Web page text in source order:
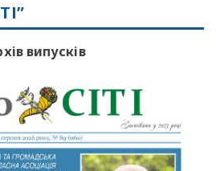
випусків